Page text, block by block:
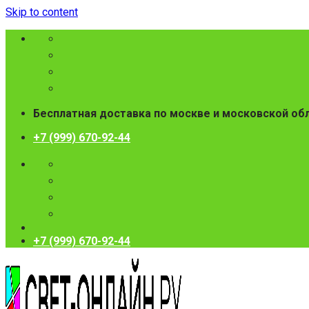
Skip to content
Бесплатная доставка по москве и московской
+7 (999) 670-92-44
+7 (999) 670-92-44